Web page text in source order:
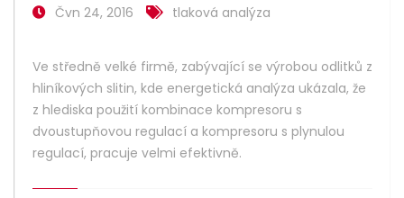
Čvn 24, 2016 tlaková analýza
Ve středně velké firmě, zabývající se výrobou odlitků z
hliníkových slitin, kde energetická analýza ukázala, že
z hlediska použití kombinace kompresoru s
dvoustupňovou regulací a kompresoru s plynulou
regulací, pracuje velmi efektivně.